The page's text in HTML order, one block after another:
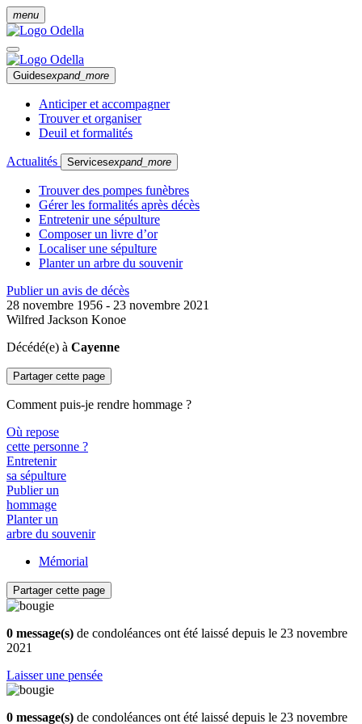
menu
Guidesexpand_more
Anticiper et accompagner
Trouver et organiser
Deuil et formalités
Actualités Servicesexpand_more
Trouver des pompes funèbres
Gérer les formalités après décès
Entretenir une sépulture
Composer un livre d’or
Localiser une sépulture
Planter un arbre du souvenir
Publier un avis de décès
28 novembre 1956 - 23 novembre 2021
Wilfred Jackson Konoe
Décédé(e) à Cayenne
Partager cette page
Comment puis-je rendre hommage ?
Où repose
cette personne ?
Entretenir
sa sépulture
Publier un
hommage
Planter un
arbre du souvenir
Mémorial
Partager cette page
0 message(s) de condoléances ont été laissé depuis le 23 novembre
2021
Laisser une pensée
0 message(s) de condoléances ont été laissé depuis le 23 novembre